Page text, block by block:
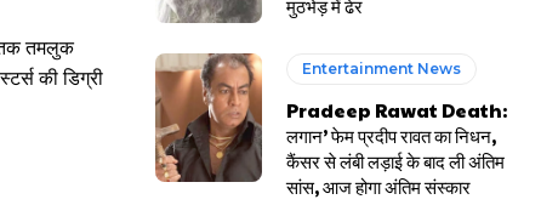
तक तमलुक
की डिग्री
मुठभेड़ में ढेर
Entertainment News
Pradeep Rawat Death:
लगान’ फेम प्रदीप रावत का निधन,
कैंसर से लंबी लड़ाई के बाद ली अंतिम
सांस, आज होगा अंतिम संस्कार